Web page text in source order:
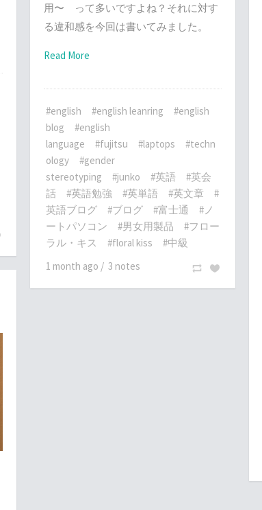
用〜 って多いですよね？それに対す
る違和感を今回は書いてみました。
Read More
#english #english leanring
#english
blog
#english
language
#fujitsu #laptops
#techn
ology
#gender
stereotyping
#junko #英語
#英会
話
#英語勉強 #英単語 #英文章
#
英語ブログ
#ブログ #富士通
#ノ
ートパソコン
#男女用製品
#フロー
ラル・キス
#floral kiss
#中級
1 month ago / 3 notes